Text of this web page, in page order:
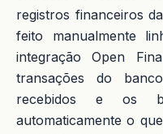
registros financeiros
feito manualmente
integração Open
transações do
recebidos e os
automaticamente o